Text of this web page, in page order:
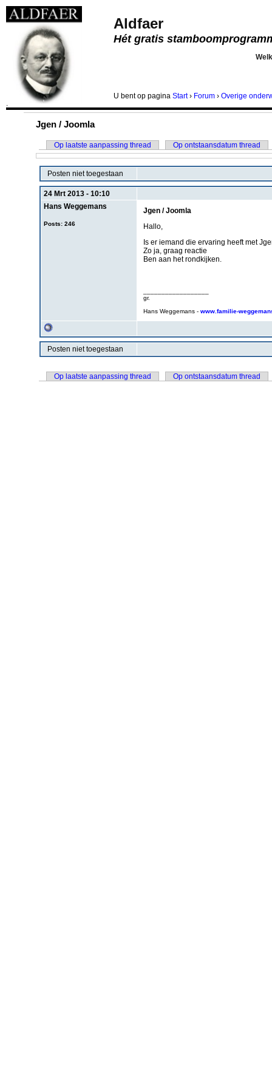
Aldfaer
Hét gratis
U bentop pagina Start› Forum › Overige
.
Jgen / Joomla
Op laatste aanpassing thread Op ontstaansdatum thread
Posten niet toegestaan
24 Mrt 2013 - 10:10
Hans Weggemans
Posts: 246
Jgen / Joomla
Hallo,
Is er iemand die ervaring heeft met
Zo ja, graag reactie
Ben aan het rondkijken.
gr.
Hans Weggemans -www.familie-
Posten niet toegestaan
Op laatste aanpassing thread Op ontstaansdatum thread